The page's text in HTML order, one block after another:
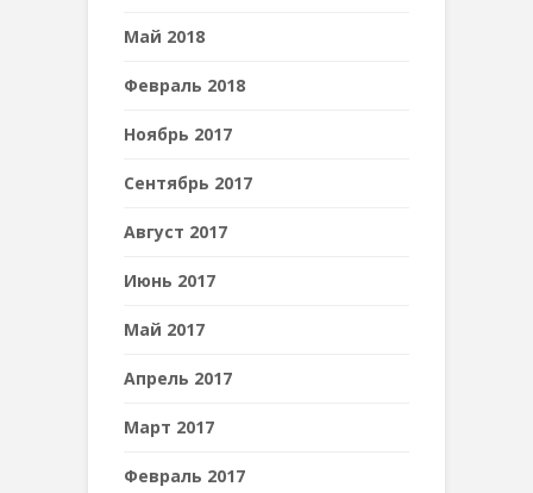
Май 2018
Февраль 2018
Ноябрь 2017
Сентябрь 2017
Август 2017
Июнь 2017
Май 2017
Апрель 2017
Март 2017
Февраль 2017